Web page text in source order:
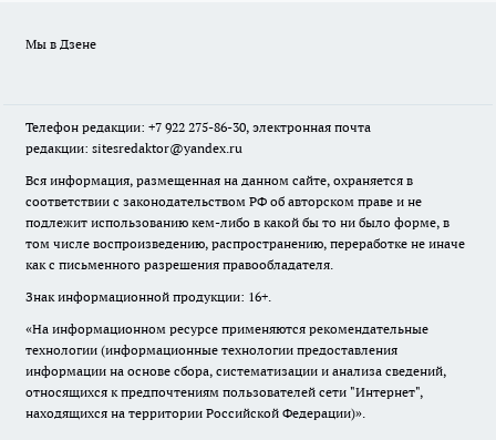
Мы в Дзене
Телефон редакции: +7 922 275-86-30, электронная почта
редакции: sitesredaktor@yandex.ru
Вся информация, размещенная на данном сайте, охраняется в
соответствии с законодательством РФ об авторском праве и не
подлежит использованию кем-либо в какой бы то ни было форме, в
том числе воспроизведению, распространению, переработке не иначе
как с письменного разрешения правообладателя.
Знак информационной продукции: 16+.
«На информационном ресурсе применяются рекомендательные
технологии (информационные технологии предоставления
информации на основе сбора, систематизации и анализа сведений,
относящихся к предпочтениям пользователей сети "Интернет",
находящихся на территории Российской Федерации)».